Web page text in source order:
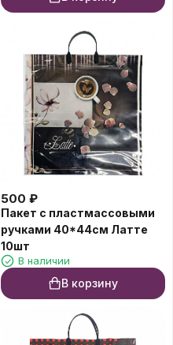
500 ₽
Пакет с пластмассовыми
ручками 40*44см Латте
10шт
В наличии
В корзину